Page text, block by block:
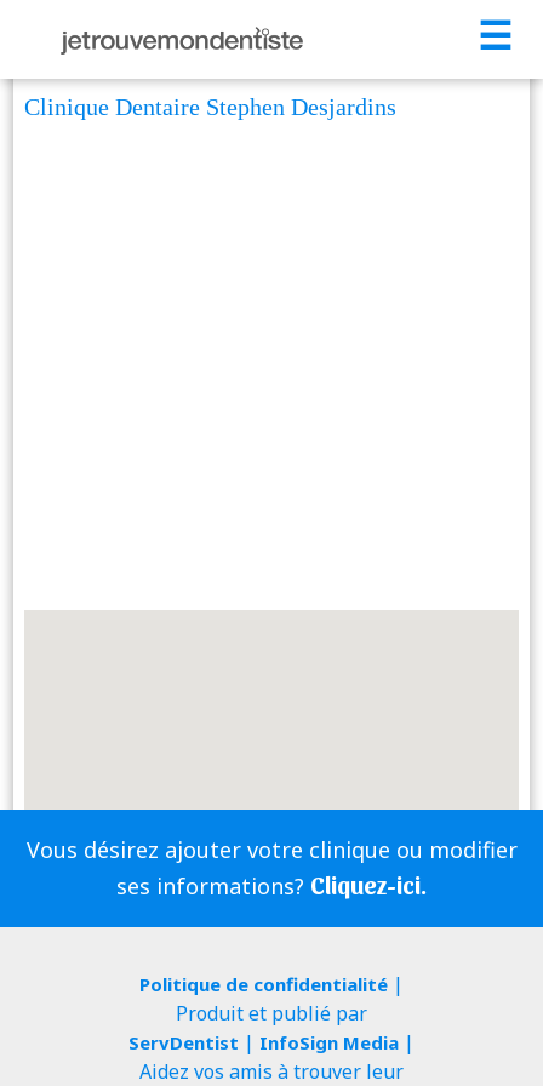
☰
Clinique Dentaire Stephen Desjardins
Vous désirez ajouter votre clinique ou modifier
ses informations? Cliquez-ici.
Politique de confidentialité|
Produit et publié par
ServDentist | InfoSign Media|
Aidez vos amis à trouver leur